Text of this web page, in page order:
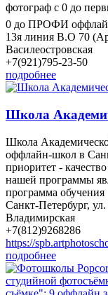
фотограф с 0 до
0 до ПРОФИ
13я линия В.О 70
Василеостровская
+7(921)795-23-50
подробнее
Школа
Школа
оффлайн-школ в
приоритет -
нашей программы
программа обучения
Санкт-Петербург,
Владимирская
+7(812)9268286
https://
подробнее